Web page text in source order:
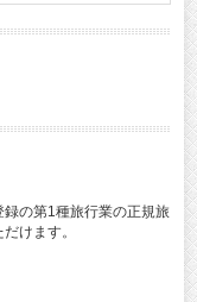
の第1種旅行業の正規旅
けます。